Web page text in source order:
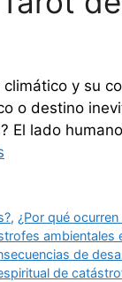
y su
o destino
El lado
, ¿Por qué
ambientales
de
de